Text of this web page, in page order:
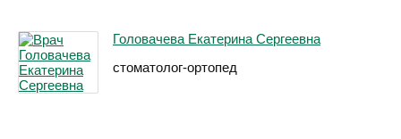
Головачева Екатерина Сергеевна
стоматолог-ортопед